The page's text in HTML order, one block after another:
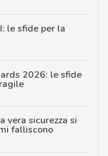
le sfide per la
2026: le sfide
vera sicurezza si
falliscono